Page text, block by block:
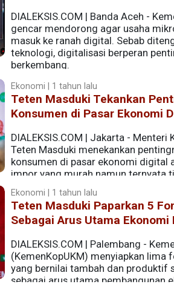
DIALEKSIS.COM | Banda Aceh -
gencar mendorong agar usaha
masuk ke ranah digital. Sebab
teknologi, digitalisasi berperan
berkembang.
Ekonomi | 1 tahun lalu
Teten Masduki Tekankan
Konsumen di Pasar Ekonomi
DIALEKSIS.COM | Jakarta - Menteri
Teten Masduki menekankan
konsumen di pasar ekonomi digital
impor yang murah namun ternyata
Ekonomi | 1 tahun lalu
Teten Masduki Paparkan 5
Sebagai Arus Utama Ekonomi
DIALEKSIS.COM | Palembang -
(KemenKopUKM) menyiapkan
yang bernilai tambah dan produktif
sebagai arus utama pembangunan